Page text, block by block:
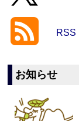
RSS
お知らせ